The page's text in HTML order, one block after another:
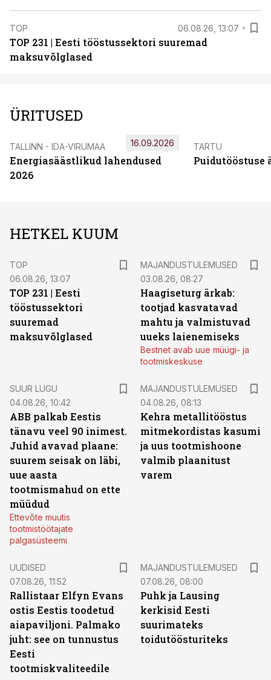
TOP 06.08.26, 13:07
TOP 231 | Eesti tööstussektori suuremad
maksuvõlglased
ÜRITUSED
TALLINN - IDA-VIRUMAA
Energiasäästlikud lahendused
2026
16.09.2026 TARTU
Puidutööstuse
HETKEL KUUM
TOP
06.08.26, 13:07
TOP 231 | Eesti
tööstussektori
suuremad
maksuvõlglased
MAJANDUSTULEMUSED
03.08.26, 08:27
Haagiseturg ärkab:
tootjad kasvatavad
mahtu ja valmistuvad
uueks laienemiseks
Bestnet avab uue müügi- ja
tootmiskeskuse
SUUR LUGU
04.08.26, 10:42
ABB palkab Eestis
tänavu veel 90 inimest.
Juhid avavad plaane:
suurem seisak on läbi,
uue aasta
tootmismahud on ette
müüdud
Ettevõte muutis
tootmistöötajate
palgasüsteemi
MAJANDUSTULEMUSED
04.08.26, 08:13
Kehra metallitööstus
mitmekordistas kasumi
ja uus tootmishoone
valmib plaanitust
varem
UUDISED
07.08.26, 11:52
Rallistaar Elfyn Evans
ostis Eestis toodetud
aiapaviljoni. Palmako
juht: see on tunnustus
Eesti
tootmiskvaliteedile
MAJANDUSTULEMUSED
07.08.26, 08:00
Puhk ja Lausing
kerkisid Eesti
suurimateks
toidutöösturiteks